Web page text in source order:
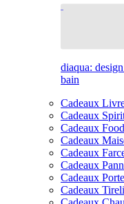
diaqua:
bain
Cadeaux
Cadeaux
Cadeaux Food
Cadeaux
Cadeaux
Cadeaux
Cadeaux
Cadeaux